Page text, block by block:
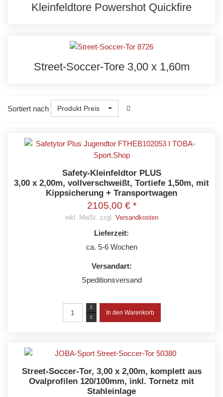
Kleinfeldtore Powershot Quickfire
Street-Soccer-Tore 3,00 x 1,60m
Sortiert nach Produkt Preis
Safety-Kleinfeldtor PLUS
3,00 x 2,00m, vollverschweißt, Tortiefe 1,50m, mit
Kippsicherung + Transportwagen
2105,00 € *
inkl. MwSt. zzgl. Versandkosten
Lieferzeit:
ca. 5-6 Wochen
Versandart:
Speditionsversand
Street-Soccer-Tor, 3,00 x 2,00m, komplett aus
Ovalprofilen 120/100mm, inkl. Tornetz mit
Stahleinlage